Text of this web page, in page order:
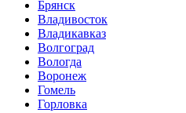
Брянск
Владивосток
Владикавказ
Волгоград
Вологда
Воронеж
Гомель
Горловка